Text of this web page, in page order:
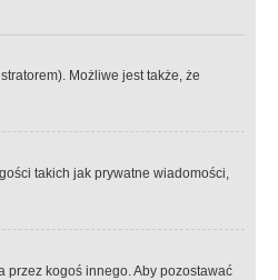
Możliwe jest także, że
takich jak prywatne wiadomości,
przez kogoś innego. Aby pozostawać